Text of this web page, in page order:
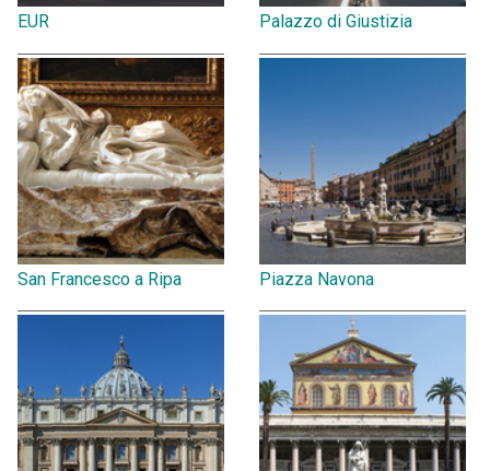
EUR Palazzo di Giustizia
San Francesco a Ripa Piazza Navona